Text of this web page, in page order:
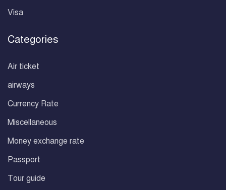
Visa
Categories
Air ticket
airways
Currency Rate
Miscellaneous
Money exchange rate
Passport
Tour guide